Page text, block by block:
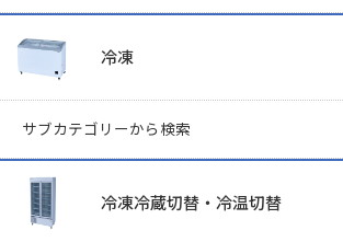
冷凍
サブカテゴリーから検索
冷凍冷蔵切替・冷温切替